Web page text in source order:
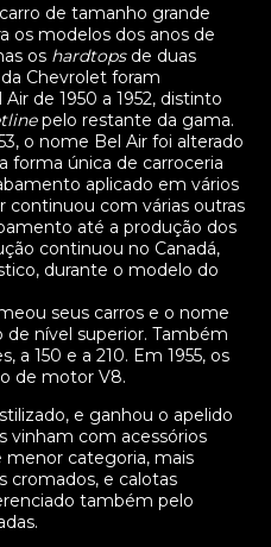
de tamanho grande
os modelos dos anos de
os hardtopsde duas
Chevrolet foram
de 1950 a 1952, distinto
pelo restante da gama.
o nome Bel Air foi alterado
forma única de carroceria
aplicado em vários
continuou com várias outras
até a produção dos
continuou no Canadá,
durante o modelo do
seus carros e o nome
nível superior. Também
a 150 e a 210. Em 1955, os
de motor V8.
e ganhou o apelido
vinham com acessórios
categoria, mais
cromados, e calotas
também pelo